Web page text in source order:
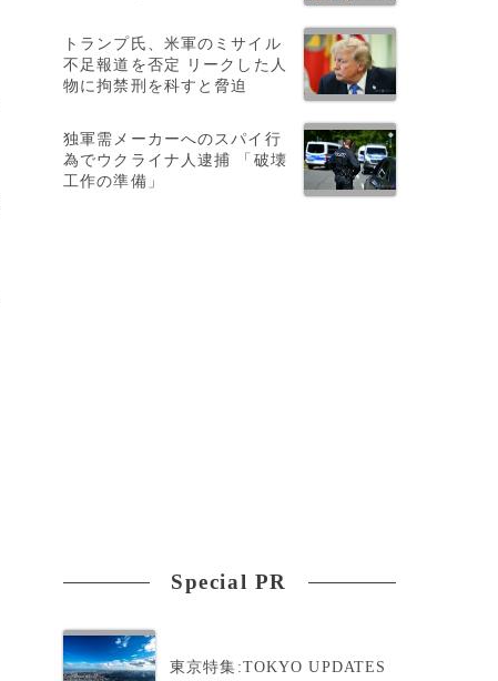
トランプ氏、米軍のミサイル
不足報道を否定 リークした人
物に拘禁刑を科すと脅迫
独軍需メーカーへのスパイ行
為でウクライナ人逮捕 「破壊
工作の準備」
Special PR
東京特集:TOKYO UPDATES